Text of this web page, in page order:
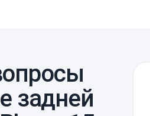
задней